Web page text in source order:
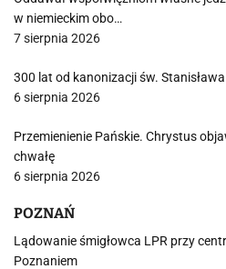
w niemieckim obo…
7 sierpnia 2026
300 lat od kanonizacji św.
6 sierpnia 2026
Przemienienie Pańskie. Chrystus
chwałę
6 sierpnia 2026
POZNAŃ
Lądowanie śmigłowca LPR przy
Poznaniem